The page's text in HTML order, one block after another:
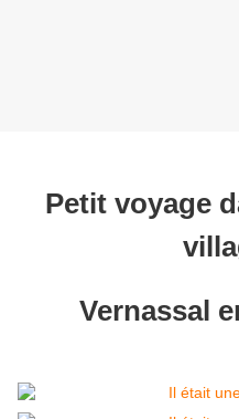
Petit voyage
Vernassal